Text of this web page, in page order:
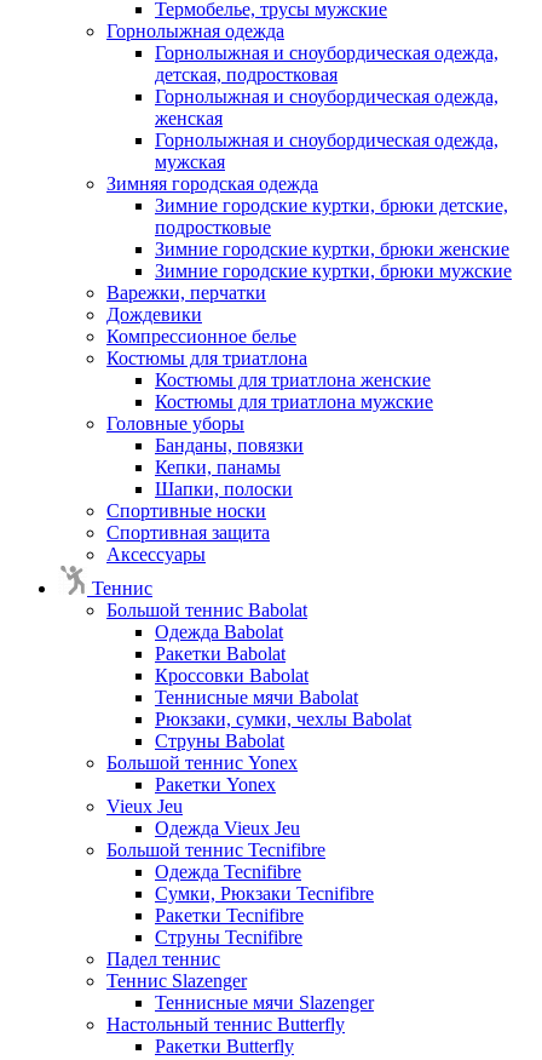
Термобелье, трусы мужские
Горнолыжная одежда
Горнолыжная и сноубордическая одежда,
детская, подростковая
Горнолыжная и сноубордическая одежда,
женская
Горнолыжная и сноубордическая одежда,
мужская
Зимняя городская одежда
Зимние городские куртки, брюки детские,
подростковые
Зимние городские куртки, брюки женские
Зимние городские куртки, брюки мужские
Варежки, перчатки
Дождевики
Компрессионное белье
Костюмы для триатлона
Костюмы для триатлона женские
Костюмы для триатлона мужские
Головные уборы
Банданы, повязки
Кепки, панамы
Шапки, полоски
Спортивные носки
Спортивная защита
Аксессуары
Теннис
Большой теннис Babolat
Одежда Babolat
Ракетки Babolat
Кроссовки Babolat
Теннисные мячи Babolat
Рюкзаки, сумки, чехлы Babolat
Струны Babolat
Большой теннис Yonex
Ракетки Yonex
Vieux Jeu
Одежда Vieux Jeu
Большой теннис Tecnifibre
Одежда Tecnifibre
Сумки, Рюкзаки Tecnifibre
Ракетки Tecnifibre
Струны Tecnifibre
Падел теннис
Теннис Slazenger
Теннисные мячи Slazenger
Настольный теннис Butterfly
Ракетки Butterfly